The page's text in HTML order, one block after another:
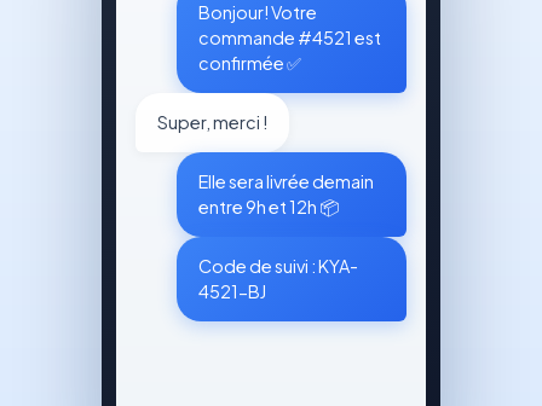
Bonjour! Votre
commande #4521 est
confirmée ✅
Super, merci !
Elle sera livrée demain
entre 9h et 12h 📦
Code de suivi : KYA-
4521-BJ